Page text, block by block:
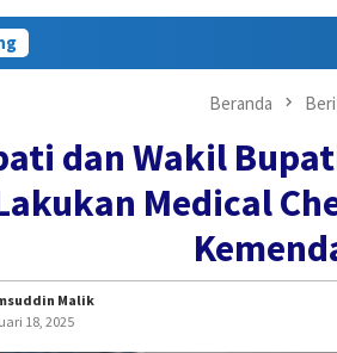
Beranda
dan Wakil
Medical
Malik
18, 2025